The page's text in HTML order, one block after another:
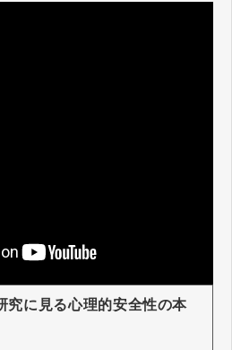
究に見る心理的安全性の本